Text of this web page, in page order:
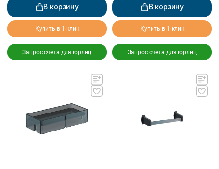
В корзину
Купить в 1 клик
Запрос счета для юрлиц
В корзину
Купить в 1 клик
Запрос счета для юрлиц